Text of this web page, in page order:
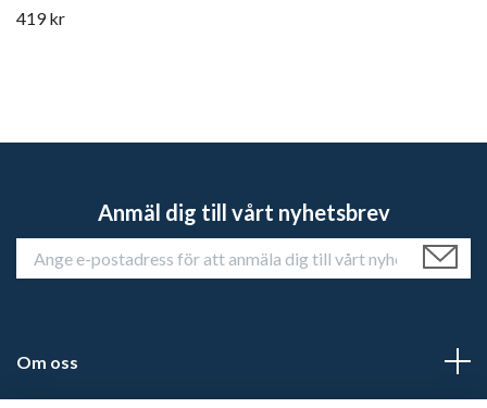
419 kr
Anmäl dig till vårt nyhetsbrev
Om oss